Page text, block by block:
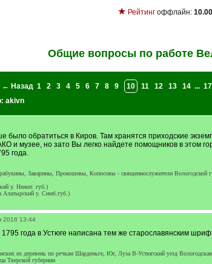
★ Рейтингоффлайн: 10.00
Общие вопросы по работе
← Назад 1 2 3 4 5 6 7 8 9 10 11 12 13 14 ... 17
akivn
было обратиться в Киров. Там хранятся приходские
и музее, но зато Вы легко найдете помощников в этом
года.
Заварины, Прокошевы, Копосовы - священнослужители Вологодской
у. Нижег. губ.)
у. Симб.губ.)
2018 13:44
года в Устюге написана тем же старославянским
из деревень по речкам Шарденьге, Юг, Луза В-Устюгский уезд
Тверской губернии